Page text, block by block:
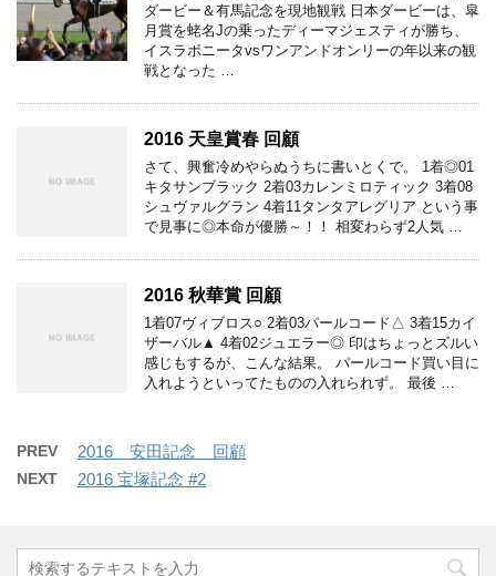
ダービー＆有馬記念を現地観戦 日本ダービーは、皐
月賞を蛯名Jの乗ったディーマジェスティが勝ち、
イスラボニータvsワンアンドオンリーの年以来の観
戦となった …
2016 天皇賞春 回顧
さて、興奮冷めやらぬうちに書いとくで。 1着◎01
キタサンブラック 2着03カレンミロティック 3着08
シュヴァルグラン 4着11タンタアレグリア という事
で見事に◎本命が優勝～！！ 相変わらず2人気 …
2016 秋華賞 回顧
1着07ヴィブロス○ 2着03パールコード△ 3着15カイ
ザーバル▲ 4着02ジュエラー◎ 印はちょっとズルい
感じもするが、こんな結果。 パールコード買い目に
入れようといってたものの入れられず。 最後 …
PREV 2016 安田記念 回顧
NEXT 2016 宝塚記念 #2